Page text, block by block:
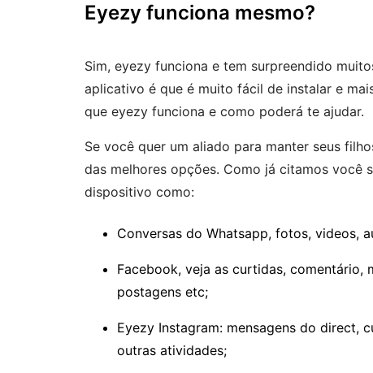
Eyezy funciona mesmo?
Sim, eyezy funciona e tem surpreendido
aplicativo é que é muito fácil de instalar e
que eyezy funciona e como poderá te ajudar.
Se você quer um aliado para manter seus
das melhores opções. Como já citamos
dispositivo como:
Conversas do Whatsapp, fotos, videos,
Facebook, veja as curtidas, comentário,
postagens etc;
Eyezy Instagram: mensagens do direct,
outras atividades;